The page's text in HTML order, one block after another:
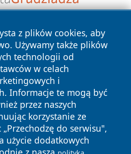
z plików cookies, aby
Używamy także plików
technologii od
w celach
i
Informacje te mogą być
przez naszych
korzystanie ze
do serwisu",
użycie dodatkowych
Wszystkie prawa
Polityka
Cookies